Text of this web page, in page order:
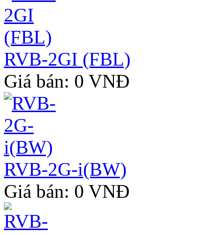
RVB-2GI (FBL)
Giá bán: 0 VNĐ
RVB-2G-i(BW)
Giá bán: 0 VNĐ